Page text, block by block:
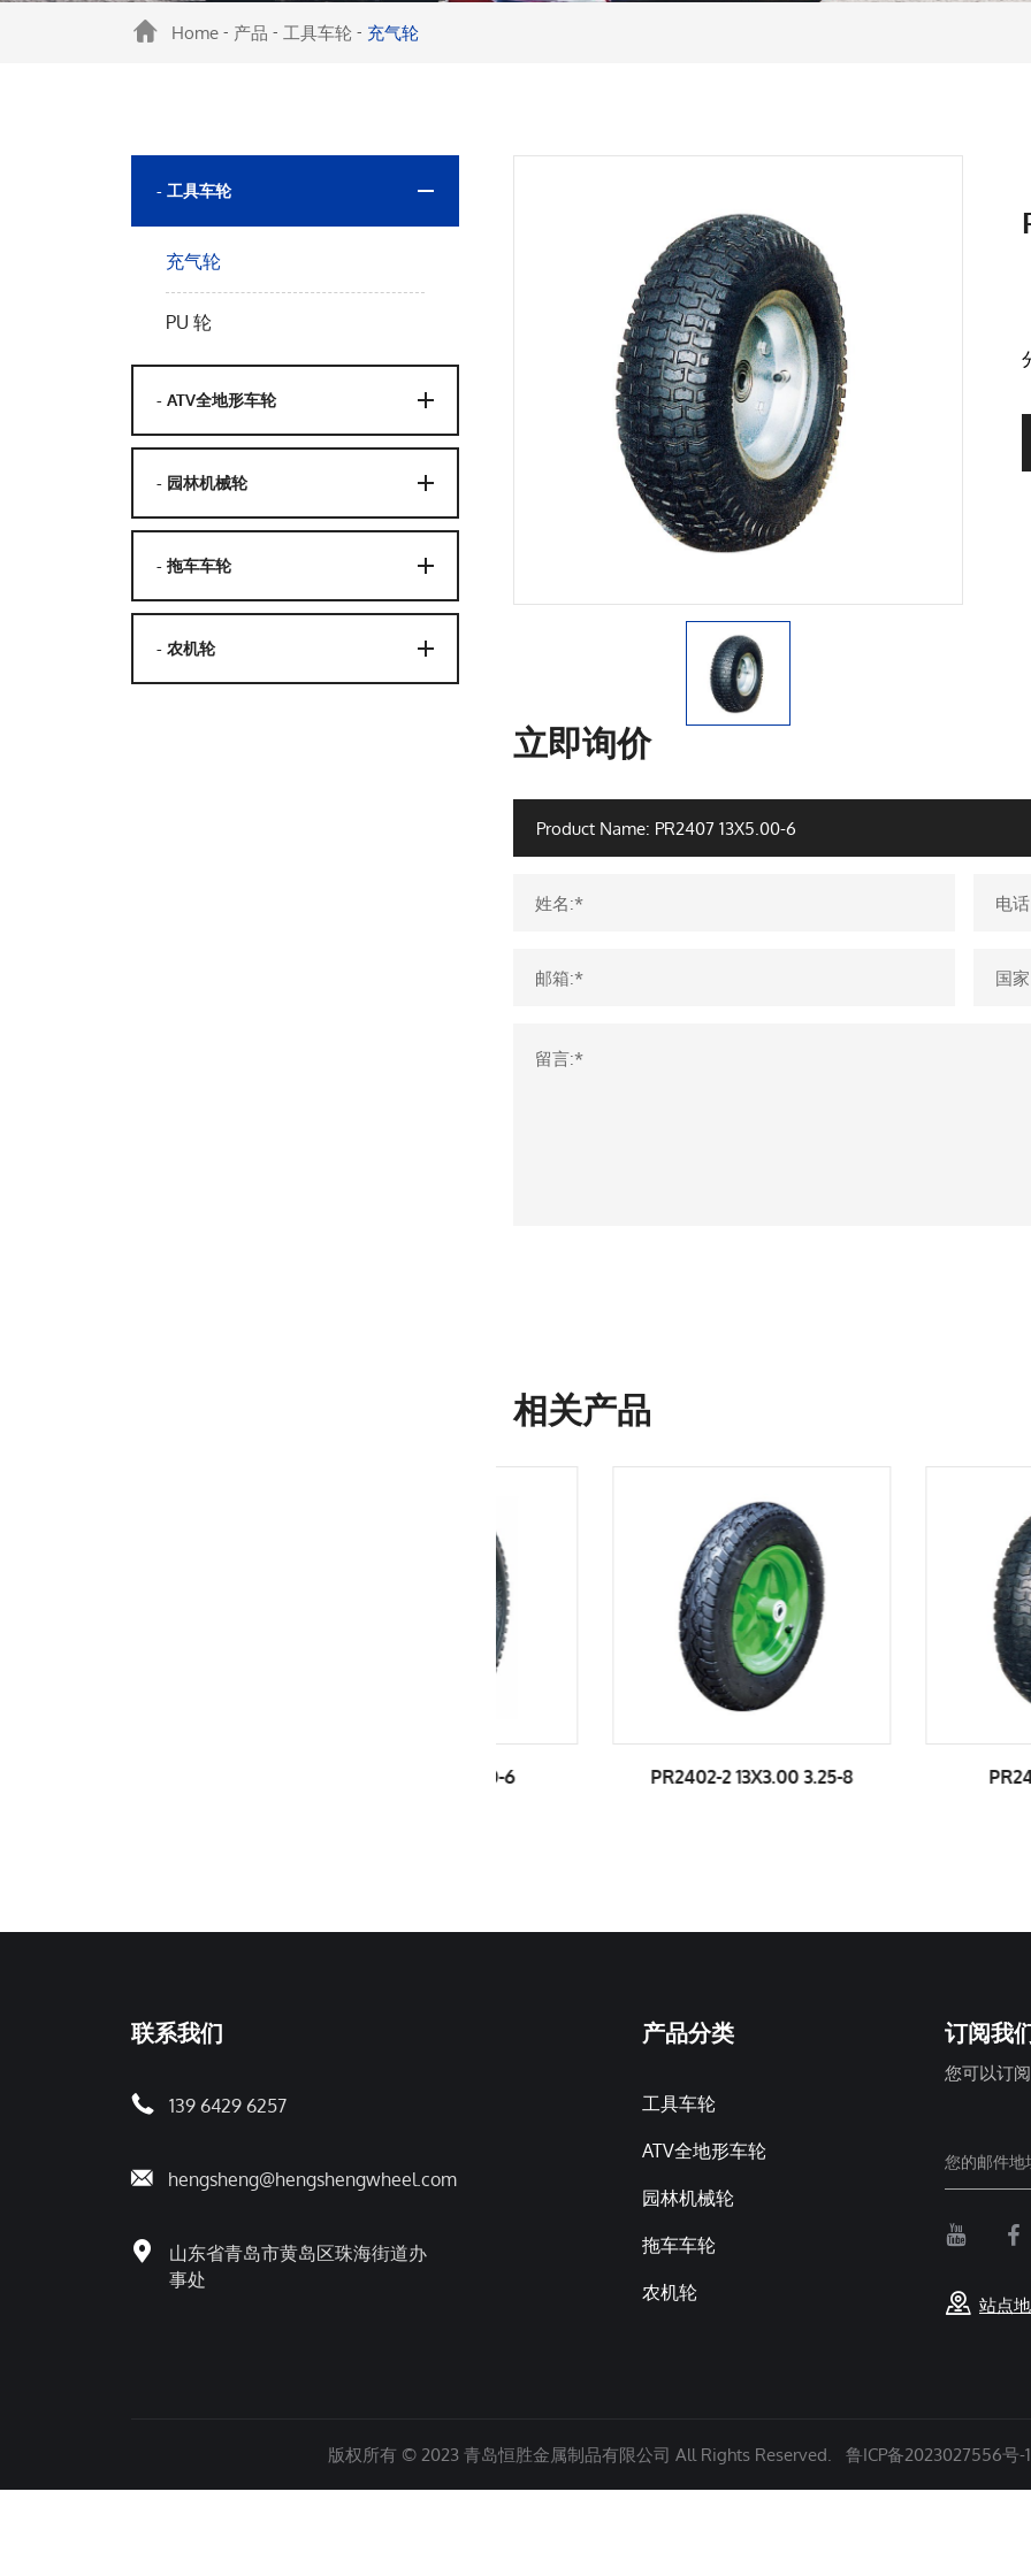
Home - 产品 - 工具车轮 - 充气轮
- 工具车轮
充气轮
PU 轮
- ATV全地形车轮
- 园林机械轮
- 拖车车轮
- 农机轮
立即询价
姓名:* 电
邮箱:* 国
留言:*
相关产品
PR2402-2 13X3.00 3.25-8 PR2403
联系我们
139 6429 6257
hengsheng@hengshengwheel.com
山东省青岛市黄岛区珠海街道办
事处
产品分类
工具车轮
ATV全地形车轮
园林机械轮
拖车车轮
农机轮
订阅我
您可以订
站点
版权所有 © 2023 青岛恒胜金属制品有限公司 All Rights Reserved. 鲁ICP备2023027556号-1